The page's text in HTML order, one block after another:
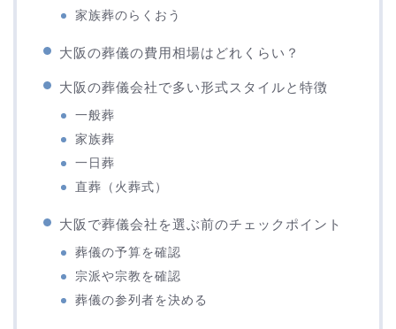
家族葬のらくおう
大阪の葬儀の費用相場はどれくらい？
大阪の葬儀会社で多い形式スタイルと特徴
一般葬
家族葬
一日葬
直葬（火葬式）
大阪で葬儀会社を選ぶ前のチェックポイント
葬儀の予算を確認
宗派や宗教を確認
葬儀の参列者を決める